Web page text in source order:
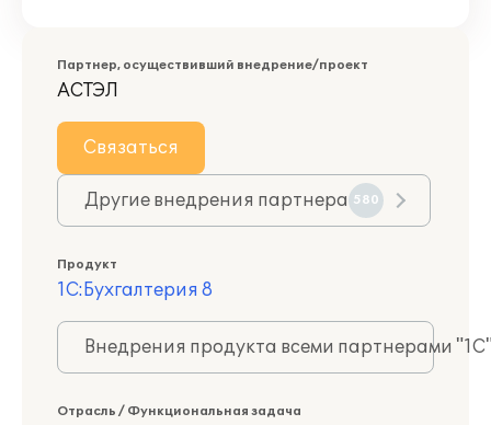
Партнер, осуществивший внедрение/проект
АСТЭЛ
Связаться
Другие внедрения партнера 580
Продукт
1С:Бухгалтерия 8
Внедрения продукта всеми партнерами
Отрасль / Функциональная задача